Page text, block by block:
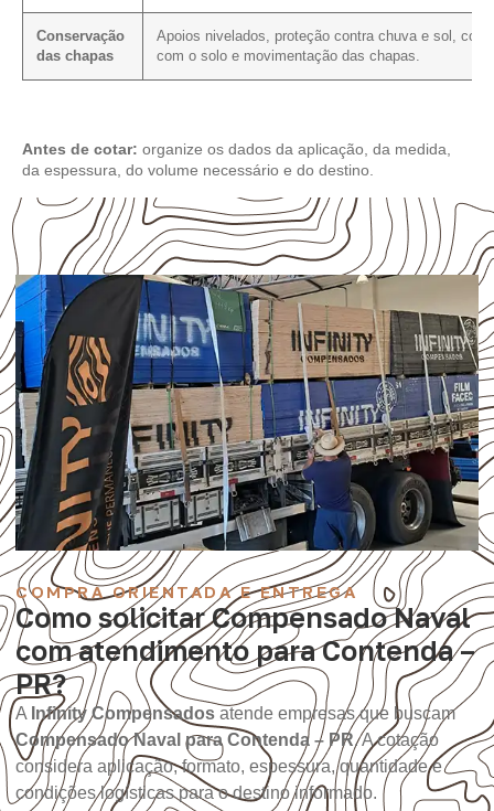
Conservação
das chapas
Apoios nivelados, proteção contra chuva e sol,
com o solo e movimentação das chapas.
Antes de cotar: organize os dados da aplicação, da medida,
da espessura, do volume necessário e do destino.
COMPRA ORIENTADA E ENTREGA
Como solicitar Compensado Naval
com atendimento para Contenda –
PR?
A Infinity Compensados atende empresas que buscam
Compensado Naval para Contenda – PR. A cotação
considera aplicação, formato, espessura, quantidade e
condições logísticas para o destino informado.